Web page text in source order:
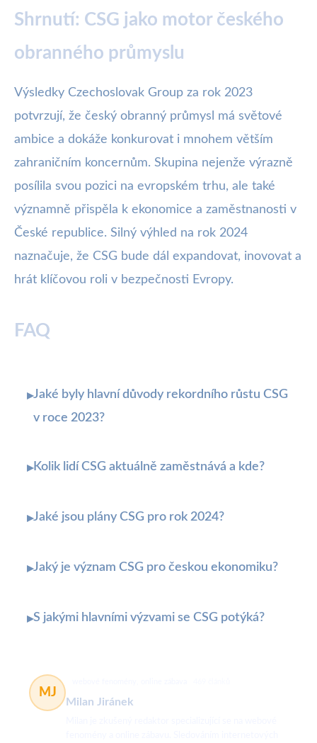
Shrnutí: CSG jako motor českého
obranného průmyslu
Výsledky Czechoslovak Group za rok 2023
potvrzují, že český obranný průmysl má světové
ambice a dokáže konkurovat i mnohem větším
zahraničním koncernům. Skupina nejenže výrazně
posílila svou pozici na evropském trhu, ale také
významně přispěla k ekonomice a zaměstnanosti v
České republice. Silný výhled na rok 2024
naznačuje, že CSG bude dál expandovat, inovovat a
hrát klíčovou roli v bezpečnosti Evropy.
FAQ
▸Jaké byly hlavní důvody rekordního růstu CSG
v roce 2023?
▸Kolik lidí CSG aktuálně zaměstnává a kde?
▸Jaké jsou plány CSG pro rok 2024?
▸Jaký je význam CSG pro českou ekonomiku?
▸S jakými hlavními výzvami se CSG potýká?
MJ
Milan Jiránek